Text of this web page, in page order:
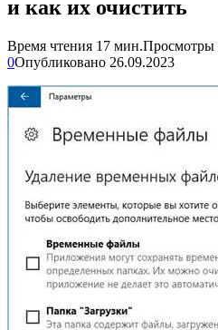
и как их очистить
Время чтения 17 мин.Просмотры
0Опубликовано 26.09.2023